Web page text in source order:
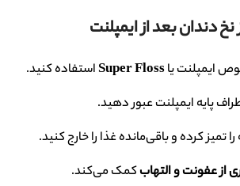
دندان بعد از ایمپلنت
ایمپلنت یاSuper Flossاستفاده کنید.
پایه ایمپلنت عبور دهید.
تمیز کرده و باقی‌مانده غذا را خارج کنید.
از عفونت و التهابکمک می‌کند.